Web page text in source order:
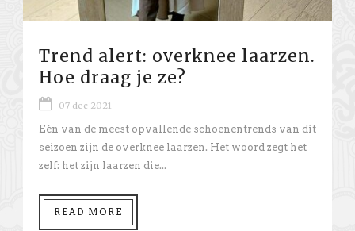
Trend alert: overknee laarzen.
Hoe draag je ze?
07 dec 2021
Eén van de meest opvallende schoenentrends van dit
seizoen zijn de overknee laarzen. Het woord zegt het
zelf: het zijn laarzen die...
READ MORE